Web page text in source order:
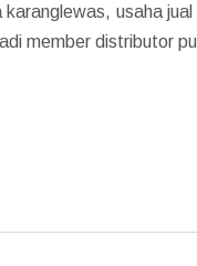
usaha
member distributor